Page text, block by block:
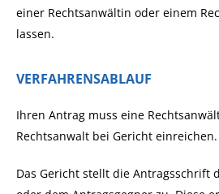
einer Rechtsanwältin oder einem
lassen.
VERFAHRENSABLAUF
Ihren Antrag muss eine
Rechtsanwalt bei Gericht einreichen.
Das Gericht stellt die Antragsschrift